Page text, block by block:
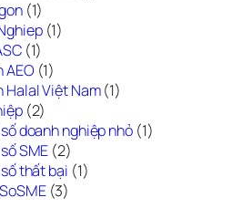
(1)
(1)
(1)
AEO (1)
Halal Việt Nam(1)
(2)
doanh nghiệp nhỏ (1)
SME (2)
thất bại (1)
(3)